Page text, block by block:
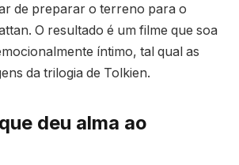
de preparar o terreno para o
O resultado é um filme que soa
íntimo, tal qual as
da trilogia de Tolkien.
deu alma ao